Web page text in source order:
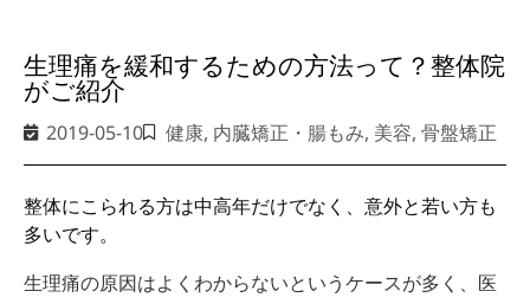
生理痛を緩和するための方法って？整体院
がご紹介
2019-05-10 健康, 内臓矯正・腸もみ, 美容, 骨盤矯正
整体にこられる方は中高年だけでなく、意外と若い方も
多いです。
生理痛の原因はよくわからないというケースが多く、医